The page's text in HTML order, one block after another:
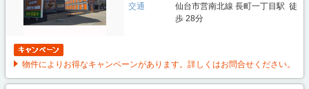
交通
仙台市営南北線 長町一丁目駅 徒
歩 28分
物件によりお得なキャンペーンがあります。詳しくはお問合せください。